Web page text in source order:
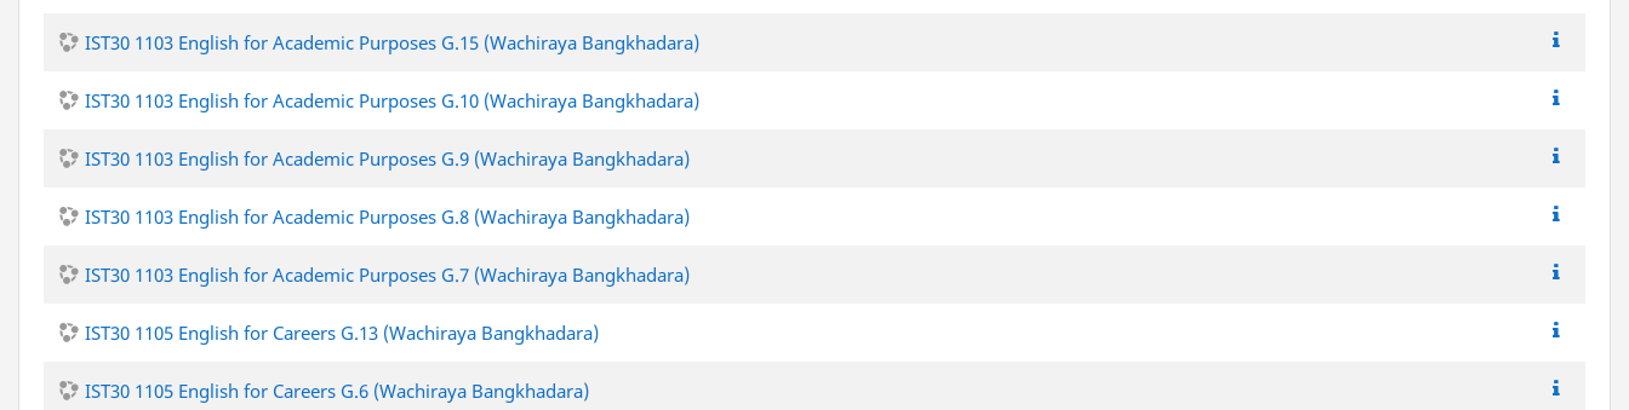
IST30 1103 English for Academic Purposes G.15 (Wachiraya Bangkhadara)
IST30 1103 English for Academic Purposes G.10 (Wachiraya Bangkhadara)
IST30 1103 English for Academic Purposes G.9 (Wachiraya Bangkhadara)
IST30 1103 English for Academic Purposes G.8 (Wachiraya Bangkhadara)
IST30 1103 English for Academic Purposes G.7 (Wachiraya Bangkhadara)
IST30 1105 English for Careers G.13 (Wachiraya Bangkhadara)
IST30 1105 English for Careers G.6 (Wachiraya Bangkhadara)